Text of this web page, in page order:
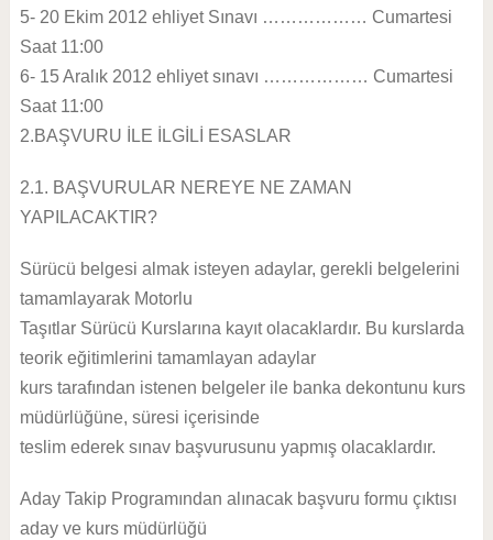
5- 20 Ekim 2012 ehliyet Sınavı ……………… Cumartesi
Saat 11:00
6- 15 Aralık 2012 ehliyet sınavı ……………… Cumartesi
Saat 11:00
2.BAŞVURU İLE İLGİLİ ESASLAR
2.1. BAŞVURULAR NEREYE NE ZAMAN
YAPILACAKTIR?
Sürücü belgesi almak isteyen adaylar, gerekli belgelerini
tamamlayarak Motorlu
Taşıtlar Sürücü Kurslarına kayıt olacaklardır. Bu kurslarda
teorik eğitimlerini tamamlayan adaylar
kurs tarafından istenen belgeler ile banka dekontunu kurs
müdürlüğüne, süresi içerisinde
teslim ederek sınav başvurusunu yapmış olacaklardır.
Aday Takip Programından alınacak başvuru formu çıktısı
aday ve kurs müdürlüğü